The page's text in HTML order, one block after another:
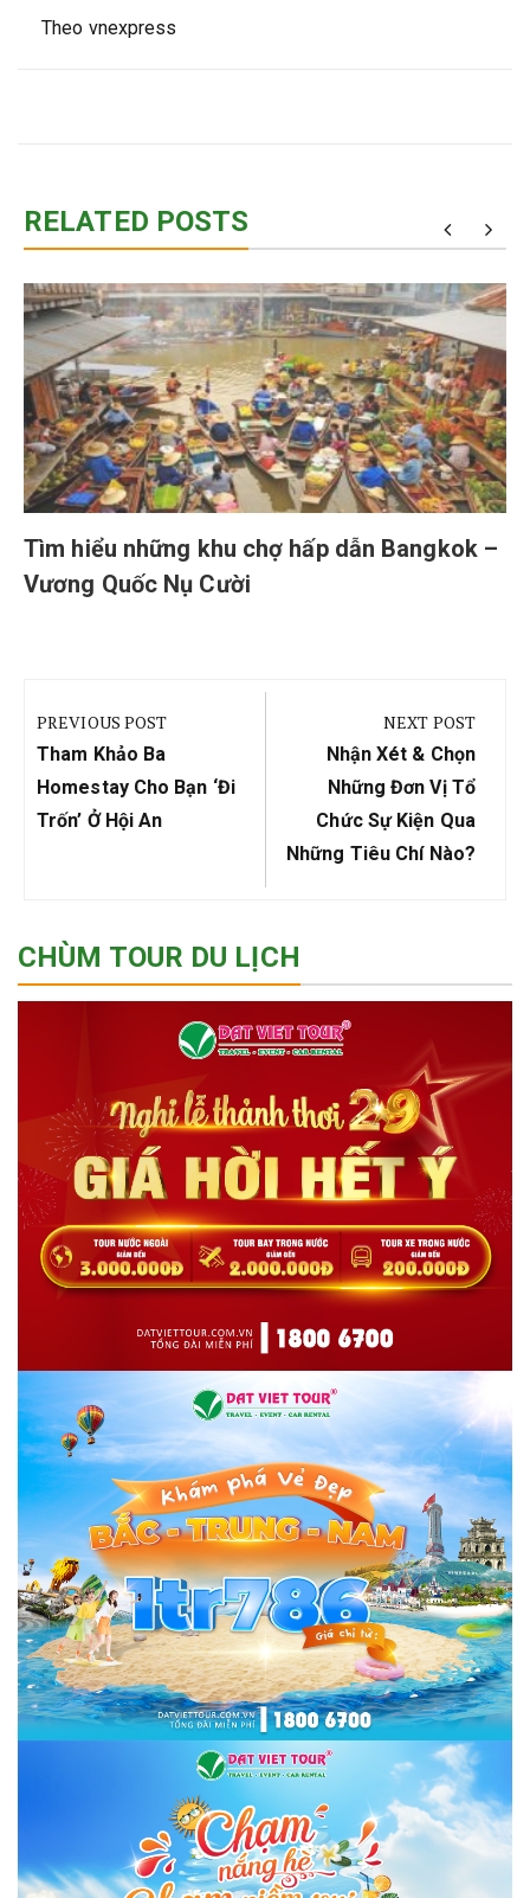
Theo vnexpress
RELATED POSTS
Tìm hiểu những khu chợ hấp dẫn Bangkok –
Vương Quốc Nụ Cười
hướng
bài
viết
PREVIOUS POST
Previous
Post:
Tham Khảo Ba
Homestay Cho Bạn ‘đi
Trốn’ Ở Hội An
NEXT POST
Next
Post:
Nhận Xét & Chọn
Những Đơn Vị Tổ
Chức Sự Kiện Qua
Những Tiêu Chí Nào?
CHÙM TOUR DU LỊCH